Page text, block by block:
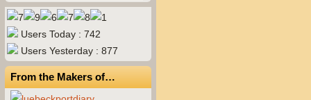
Users Today : 742
Users Yesterday : 877
From the Makers of…